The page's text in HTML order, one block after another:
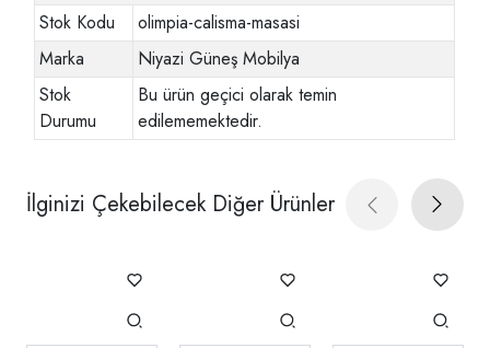
Stok Kodu
olimpia-calisma-masasi
Marka
Niyazi Güneş Mobilya
Stok
Durumu
Bu ürün geçici olarak temin
edilememektedir.
İlginizi Çekebilecek Diğer Ürünler